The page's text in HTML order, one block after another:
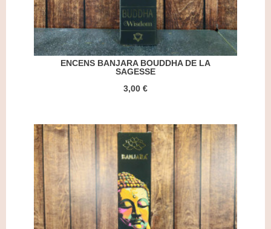
ENCENS BANJARA BOUDDHA DE LA
SAGESSE
3,00 €